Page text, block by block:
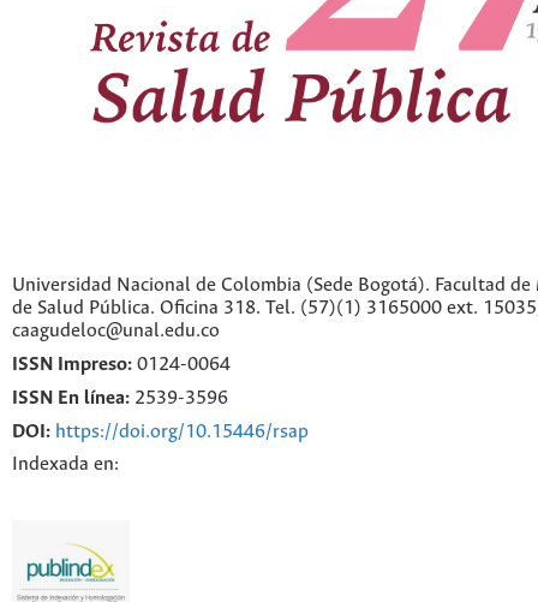
Universidad Nacional de Colombia (Sede Bogotá). Facultad
de Salud Pública. Oficina 318. Tel. (57)(1) 3165000 ext.
caagudeloc@unal.edu.co
ISSN Impreso: 0124-0064
ISSN En línea: 2539-3596
DOI: https://doi.org/10.15446/rsap
Indexada en: